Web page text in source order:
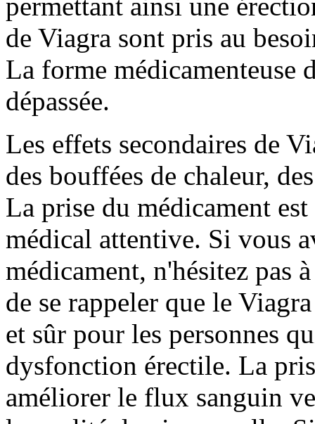
permettant ainsi une
de Viagra sont pris au
La forme médicamenteuse
dépassée.
Les effets secondaires de
des bouffées de chaleur,
La prise du médicament
médical attentive. Si vous
médicament, n'hésitez pas
de se rappeler que le
et sûr pour les personnes
dysfonction érectile. La
améliorer le flux sanguin